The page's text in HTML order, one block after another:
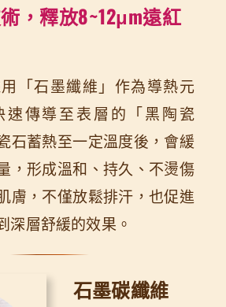
，釋放8~12μm遠紅
「石墨纖維」作為導熱元
速傳導至表層的「黑陶瓷
石蓄熱至一定溫度後，會緩
，形成溫和、持久、不燙傷
膚，不僅放鬆排汗，也促進
深層舒緩的效果。
石墨碳纖維